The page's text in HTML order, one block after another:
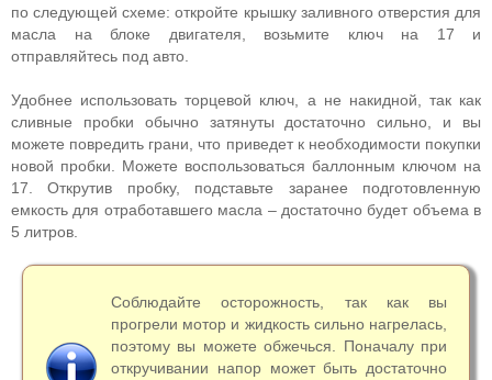
по следующей схеме: откройте крышку заливного отверстия для
масла на блоке двигателя, возьмите ключ на 17 и
отправляйтесь под авто.
Удобнее использовать торцевой ключ, а не накидной, так как
сливные пробки обычно затянуты достаточно сильно, и вы
можете повредить грани, что приведет к необходимости покупки
новой пробки. Можете воспользоваться баллонным ключом на
17. Открутив пробку, подставьте заранее подготовленную
емкость для отработавшего масла – достаточно будет объема в
5 литров.
Соблюдайте осторожность, так как вы
прогрели мотор и жидкость сильно нагрелась,
поэтому вы можете обжечься. Поначалу при
откручивании напор может быть достаточно